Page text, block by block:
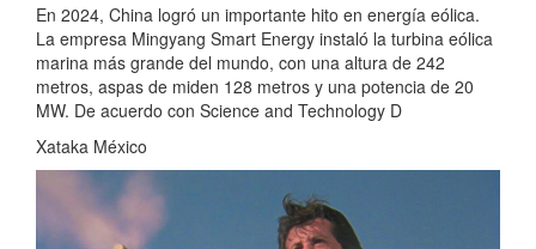
En 2024, China logró un importante hito en energía eólica.
La empresa Mingyang Smart Energy instaló la turbina eólica
marina más grande del mundo, con una altura de 242
metros, aspas de miden 128 metros y una potencia de 20
MW. De acuerdo con Science and Technology D
Xataka México